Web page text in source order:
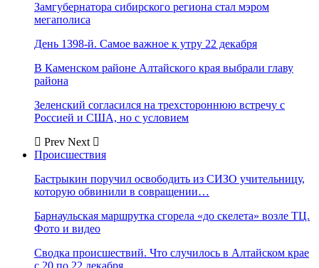
Замгубернатора сибирского региона стал мэром
мегаполиса
День 1398-й. Самое важное к утру 22 декабря
В Каменском районе Алтайского края выбрали главу
района
Зеленский согласился на трехстороннюю встречу с
Россией и США, но с условием
Prev Next
Происшествия
Бастрыкин поручил освободить из СИЗО учительницу,
которую обвинили в совращении…
Барнаульская маршрутка сгорела «до скелета» возле ТЦ.
Фото и видео
Сводка происшествий. Что случилось в Алтайском крае
с 20 по 22 декабря